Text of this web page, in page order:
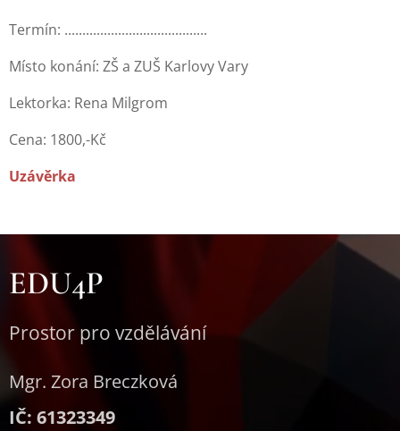
Termín: ........................................
Místo konání: ZŠ a ZUŠ Karlovy Vary
Lektorka: Rena Milgrom
Cena: 1800,-Kč
Uzávěrka
EDU4P
Prostor pro vzdělávání
Mgr. Zora Breczková
IČ: 61323349